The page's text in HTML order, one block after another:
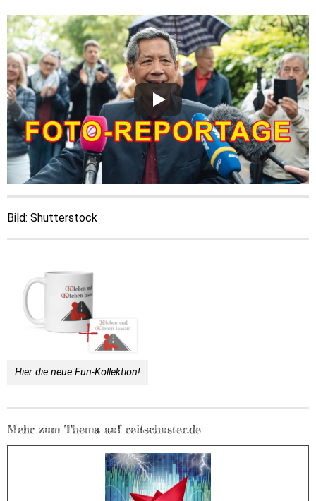
Bild: Shutterstock
Hier die neue Fun-Kollektion!
Mehr zum Thema auf reitschuster.de